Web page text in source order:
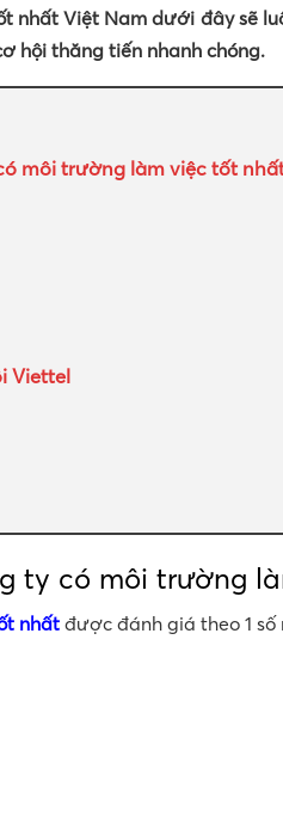
nhất Việt Nam dưới đây sẽ
hội thăng tiến nhanh chóng.
môi trường làm việc tốt
Viettel
ty có môi trường
nhất được đánh giá theo 1 số